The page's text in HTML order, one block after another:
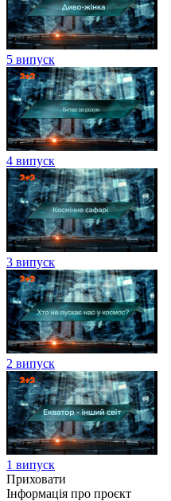
5 випуск
4 випуск
3 випуск
2 випуск
1 випуск
Приховати
Інформація про проєкт